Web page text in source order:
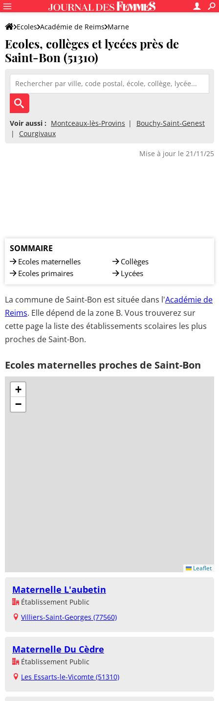
Ecoles Académie de Reims Marne
Ecoles, collèges et lycées près de
Saint-Bon (51310)
Voir aussi : Montceaux-lès-Provins
Bouchy-Saint-Genest
Courgivaux
Mise à jour le 21/11/25
SOMMAIRE
Ecoles maternelles
Ecoles primaires
Collèges
Lycées
La commune de Saint-Bon est située dans l'Académie de
Reims. Elle dépend de la zone B. Vous trouverez sur
cette page la liste des établissements scolaires les plus
proches de Saint-Bon.
Ecoles maternelles proches de Saint-Bon
+
−
Leaflet
Maternelle L'aubetin
Établissement Public
Villiers-Saint-Georges (77560)
Maternelle Du Cèdre
Établissement Public
Les Essarts-le-Vicomte (51310)